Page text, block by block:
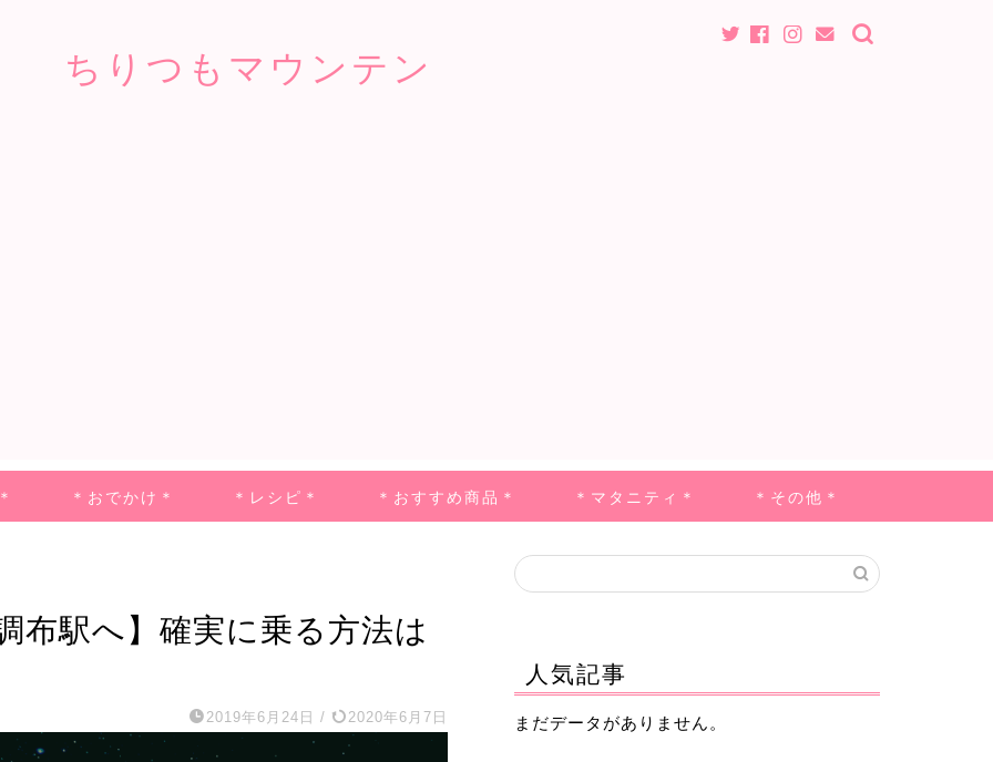
ちりつもマウンテン
＊おでかけ＊ ＊レシピ＊ ＊おすすめ商品＊ ＊マタニティ＊ ＊その他＊
布駅へ】確実に乗る方法は
2019年6月24日 / 2020年6月7日
人気記事
まだデータがありません。